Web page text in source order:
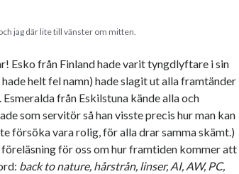
jag där lite till vänster om mitten.
Esko från Finland hade varit tyngdlyftare i sin
helt fel namn) hade slagit ut alla framtänder
från Eskilstuna kände alla och
som servitör så han visste precis hur man kan
försöka vara rolig, för alla drar samma skämt.)
föreläsning för oss om hur framtiden kommer att
back to nature, hårstrån, linser, AI, AW, PC,